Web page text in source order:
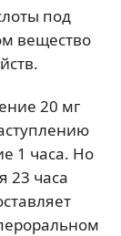
под
вещество
20 мг
1 часа. Но
23 часа